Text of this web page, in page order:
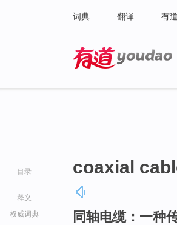
词典 翻译 有
目录
释义
权威词典
coaxial
同轴电缆：一种